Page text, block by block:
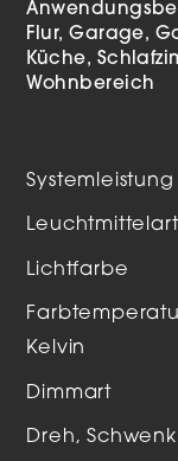
Flur Garage
Küche
Wohnbereich
Leuchtmittelart
Lichtfarbe
Kelvin
Dimmart
Dreh,